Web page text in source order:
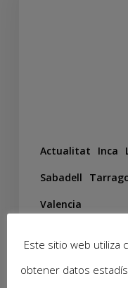
Actualitat Inca
Sabadell
Valencia
La
Aliado
para
Este sitio web utiliza
obtener datos